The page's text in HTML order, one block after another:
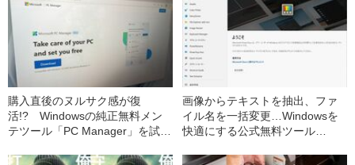
購入直後のヌルサク感が復
活!? Windowsの純正無料メン
テツール「PC Manager」を試し
画像からテキストを抽出、ファ
イル名を一括変更…Windowsを
快適にする公式無料ツール